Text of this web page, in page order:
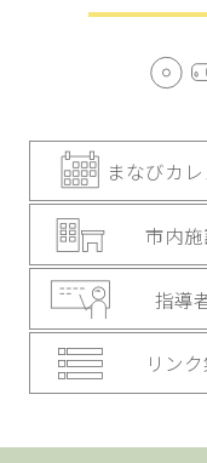
まなびカ
市内
指導
リン